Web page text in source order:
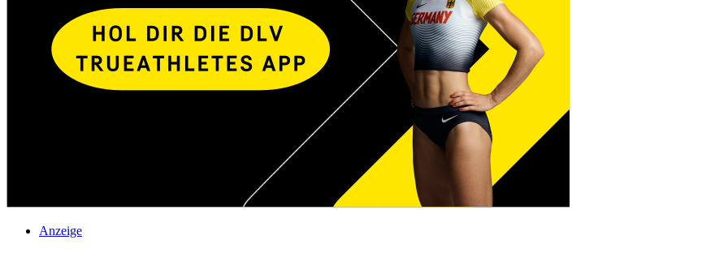
Anzeige